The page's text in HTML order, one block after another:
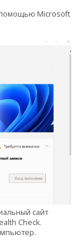
помощью Microsoft
сайт
Check.